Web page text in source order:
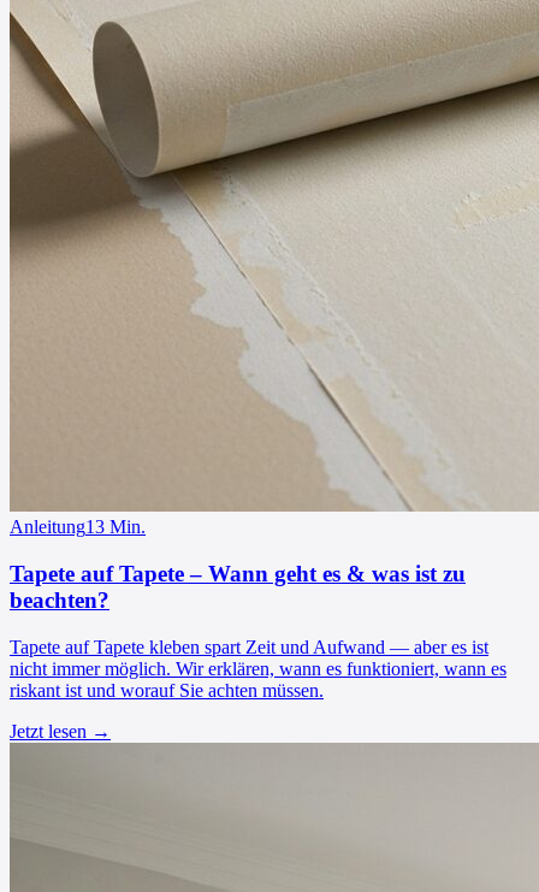
Anleitung13 Min.
Tapete auf Tapete – Wann geht es & was ist zu
beachten?
Tapete auf Tapete kleben spart Zeit und Aufwand — aber es ist
nicht immer möglich. Wir erklären, wann es funktioniert, wann es
riskant ist und worauf Sie achten müssen.
Jetzt lesen →